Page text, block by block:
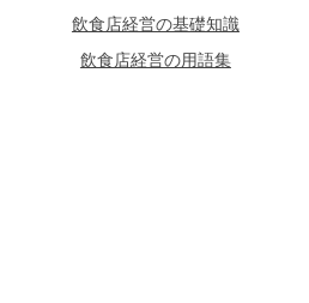
飲食店経営の基礎知識
飲食店経営の用語集